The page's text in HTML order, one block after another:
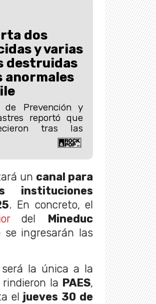
dos
y varias
destruidas
anormales
de Prevención y
reportó que
tras las
un canal para
instituciones
. En concreto, el
del Mineduc
ingresarán las
la única a la
la PAES,
el jueves 30 de